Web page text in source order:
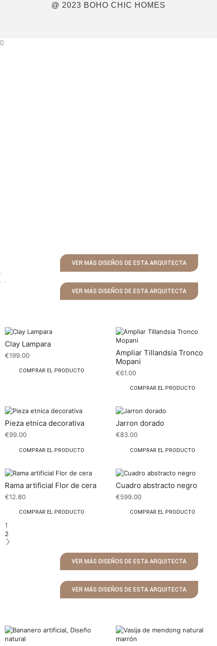
@ 2023 BOHO CHIC HOMES
VER MÁS DISEÑOS DE ESTA ARQUITECTA
VER MÁS DISEÑOS DE ESTA ARQUITECTA
Clay Lampara
€199.00
COMPRAR EL PRODUCTO
Ampliar Tillandsia Tronco
Mopani
€61.00
COMPRAR EL PRODUCTO
Pieza etnica decorativa
€99.00
COMPRAR EL PRODUCTO
Jarron dorado
€83.00
COMPRAR EL PRODUCTO
Rama artificial Flor de cera
€12.80
COMPRAR EL PRODUCTO
Cuadro abstracto negro
€599.00
COMPRAR EL PRODUCTO
1
2
VER MÁS DISEÑOS DE ESTA ARQUITECTA
VER MÁS DISEÑOS DE ESTA ARQUITECTA